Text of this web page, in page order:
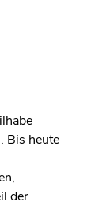
Bis heute
der